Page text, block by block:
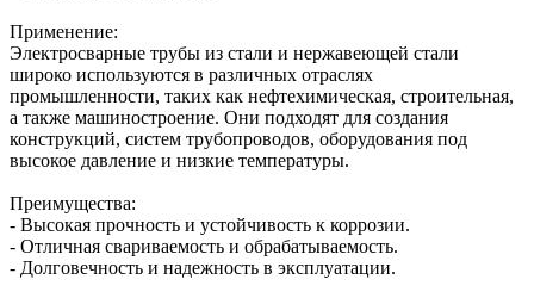
Применение:
Электросварные трубы из стали и нержавеющей стали
широко используются в различных отраслях
промышленности, таких как нефтехимическая, строительная,
а также машиностроение. Они подходят для создания
конструкций, систем трубопроводов, оборудования под
высокое давление и низкие температуры.
Преимущества:
- Высокая прочность и устойчивость к коррозии.
- Отличная свариваемость и обрабатываемость.
- Долговечность и надежность в эксплуатации.